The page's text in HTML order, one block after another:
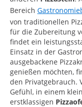
Bereich
von traditionellen
für die Zubereitung
findet ein
Einsatz in der
ausgebackene
genießen möchten,
den Privatgebrauch.
Gefühl, in einem
erstklassigen